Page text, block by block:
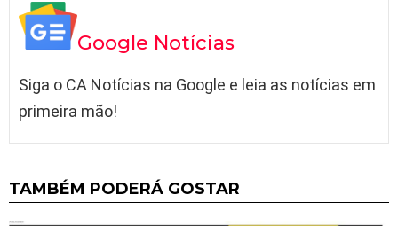
Google Notícias
Siga o CA Notícias na Google e leia as notícias em
primeira mão!
TAMBÉM PODERÁ GOSTAR